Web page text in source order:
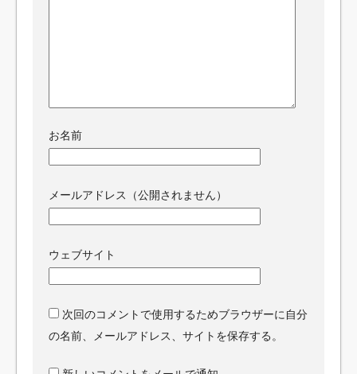
お名前
メールアドレス（公開されません）
ウェブサイト
次回のコメントで使用するためブラウザーに自分
の名前、メールアドレス、サイトを保存する。